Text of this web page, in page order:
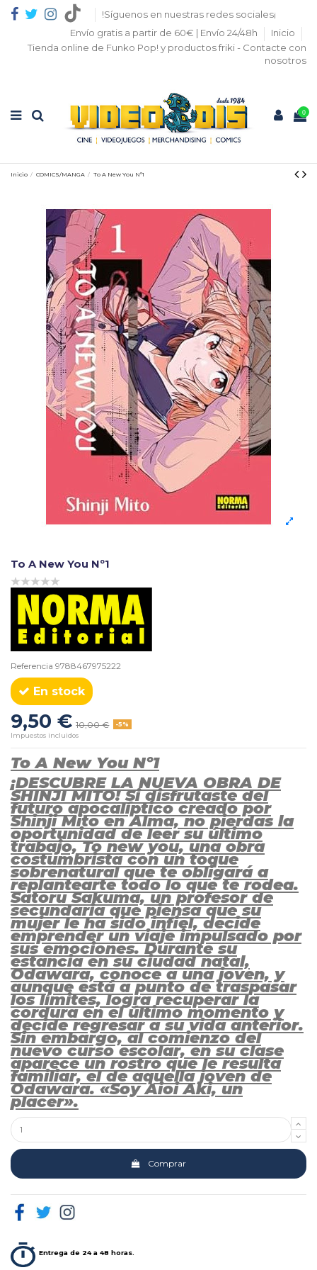
!Síguenos en nuestras redes sociales¡
Envío gratis a partir de 60€ | Envío 24/48h
Inicio
Tienda online de Funko Pop! y productos friki - Contacte con
nosotros
0
Inicio COMICS/MANGA To A New You Nº1
To A New You Nº1
Referencia 9788467975222
En stock
9,50 € 10,00 €
-5%
Impuestos incluidos
To A New You Nº1
¡DESCUBRE LA NUEVA OBRA DE
SHINJI MITO! Si disfrutaste del
futuro apocalíptico creado por
Shinji Mito en Alma, no pierdas la
oportunidad de leer su último
trabajo, To new you, una obra
costumbrista con un toque
sobrenatural que te obligará a
replantearte todo lo que te rodea.
Satoru Sakuma, un profesor de
secundaria que piensa que su
mujer le ha sido infiel, decide
emprender un viaje impulsado por
sus emociones. Durante su
estancia en su ciudad natal,
Odawara, conoce a una joven, y
aunque está a punto de traspasar
los límites, logra recuperar la
cordura en el último momento y
decide regresar a su vida anterior.
Sin embargo, al comienzo del
nuevo curso escolar, en su clase
aparece un rostro que le resulta
familiar, el de aquella joven de
Odawara. «Soy Aioi Aki, un
placer».
Comprar
Entrega de 24 a 48 horas.